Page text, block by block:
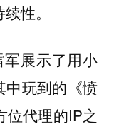
性。
展示了用小
中玩到的《愤
位代理的IP之